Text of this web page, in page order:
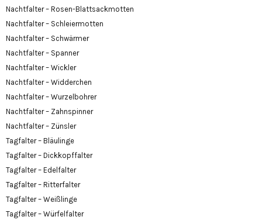
Nachtfalter – Rosen-Blattsackmotten
Nachtfalter – Schleiermotten
Nachtfalter – Schwärmer
Nachtfalter – Spanner
Nachtfalter – Wickler
Nachtfalter – Widderchen
Nachtfalter – Wurzelbohrer
Nachtfalter – Zahnspinner
Nachtfalter – Zünsler
Tagfalter – Bläulinge
Tagfalter – Dickkopffalter
Tagfalter – Edelfalter
Tagfalter – Ritterfalter
Tagfalter – Weißlinge
Tagfalter – Würfelfalter